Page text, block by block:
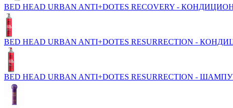
BED HEAD URBAN ANTI+DOTES RECOVERY -
BED HEAD URBAN ANTI+DOTES RESURRECTION -
BED HEAD URBAN ANTI+DOTES RESURRECTION -